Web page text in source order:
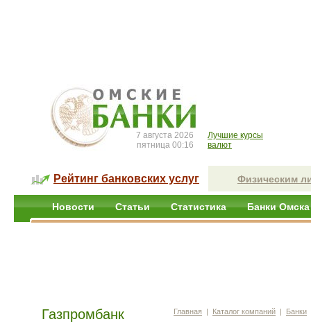
7 августа 2026
пятница 00:16
Лучшие курсы
валют
Рейтинг банковских услуг Физическим
Новости Статьи Статистика Банки Омска
Газпромбанк Главная | Каталог компаний | Банки